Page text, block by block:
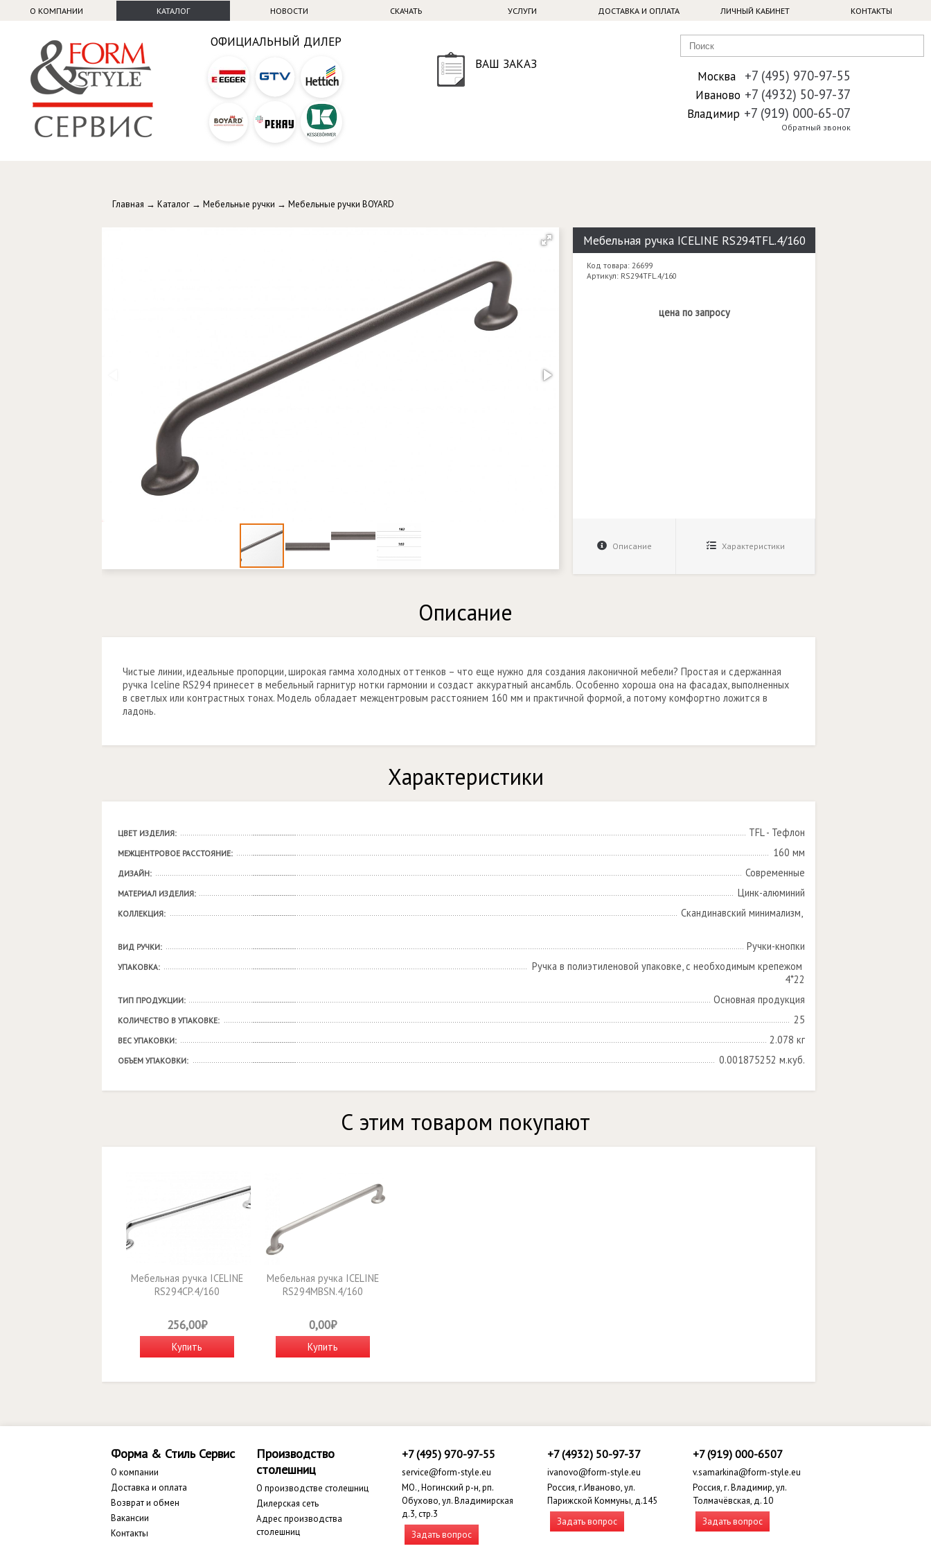
О КОМПАНИИ КАТАЛОГ НОВОСТИ СКАЧАТЬ УСЛУГИ ДОСТАВКА И ОПЛАТА ЛИЧНЫЙ КАБИНЕТ КОНТАКТЫ
ОФИЦИАЛЬНЫЙ ДИЛЕР
ВАШ ЗАКАЗ
Москва +7 (495) 970-97-55
Иваново +7 (4932) 50-97-37
Владимир +7 (919) 000-65-07
Обратный звонок
Главная → Каталог → Мебельные ручки → Мебельные ручки BOYARD
Мебельная ручка ICELINE RS294TFL.4/160
Код товара: 26699
Артикул: RS294TFL.4/160
цена по запросу
Описание Характеристики
Описание
Чистые линии, идеальные пропорции, широкая гамма холодных оттенков – что еще нужно для создания лаконичной мебели? Простая и сдержанная
ручка Iceline RS294 принесет в мебельный гарнитур нотки гармонии и создаст аккуратный ансамбль. Особенно хороша она на фасадах, выполненных
в светлых или контрастных тонах. Модель обладает межцентровым расстоянием 160 мм и практичной формой, а потому комфортно ложится в
ладонь.
Характеристики
ЦВЕТ ИЗДЕЛИЯ: TFL - Тефлон
МЕЖЦЕНТРОВОЕ РАССТОЯНИЕ: 160 мм
ДИЗАЙН: Современные
МАТЕРИАЛ ИЗДЕЛИЯ: Цинк-алюминий
КОЛЛЕКЦИЯ: Скандинавский минимализм,
ВИД РУЧКИ: Ручки-кнопки
УПАКОВКА:
Ручка в полиэтиленовой упаковке, с необходимым крепежом
4*22
ТИП ПРОДУКЦИИ: Основная продукция
КОЛИЧЕСТВО В УПАКОВКЕ: 25
ВЕС УПАКОВКИ: 2.078 кг
ОБЪЕМ УПАКОВКИ: 0.001875252 м.куб.
С этим товаром покупают
Мебельная ручка ICELINE
RS294CP.4/160
256,00₽
Купить
Мебельная ручка ICELINE
RS294MBSN.4/160
0,00₽
Купить
Форма & Стиль Сервис
О компании
Доставка и оплата
Возврат и обмен
Вакансии
Контакты
Производство
столешниц
О производстве столешниц
Дилерская сеть
Адрес производства
столешниц
+7 (495) 970-97-55
service@form-style.eu
МО., Ногинский р-н, рп.
Обухово, ул. Владимирская
д.3, стр.3
Задать вопрос
+7 (4932) 50-97-37
ivanovo@form-style.eu
Россия, г.Иваново, ул.
Парижской Коммуны, д.145
Задать вопрос
+7 (919) 000-6507
v.samarkina@form-style.eu
Россия, г. Владимир, ул.
Толмачёвская, д. 10
Задать вопрос